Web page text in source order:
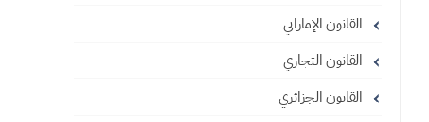
القانون الإماراتي
القانون التجاري
القانون الجزائري